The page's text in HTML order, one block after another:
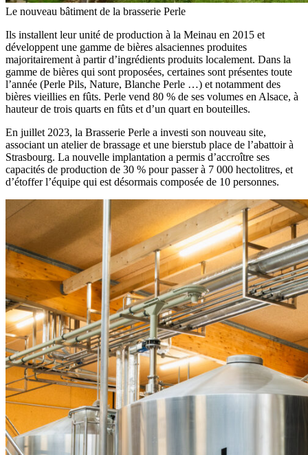
Le nouveau bâtiment de la brasserie Perle
Ils installent leur unité de production à la Meinau en 2015 et
développent une gamme de bières alsaciennes produites
majoritairement à partir d’ingrédients produits localement. Dans la
gamme de bières qui sont proposées, certaines sont présentes toute
l’année (Perle Pils, Nature, Blanche Perle …) et notamment des
bières vieillies en fûts. Perle vend 80 % de ses volumes en Alsace, à
hauteur de trois quarts en fûts et d’un quart en bouteilles.
En juillet 2023, la Brasserie Perle a investi son nouveau site,
associant un atelier de brassage et une bierstub place de l’abattoir à
Strasbourg. La nouvelle implantation a permis d’accroître ses
capacités de production de 30 % pour passer à 7 000 hectolitres, et
d’étoffer l’équipe qui est désormais composée de 10 personnes.